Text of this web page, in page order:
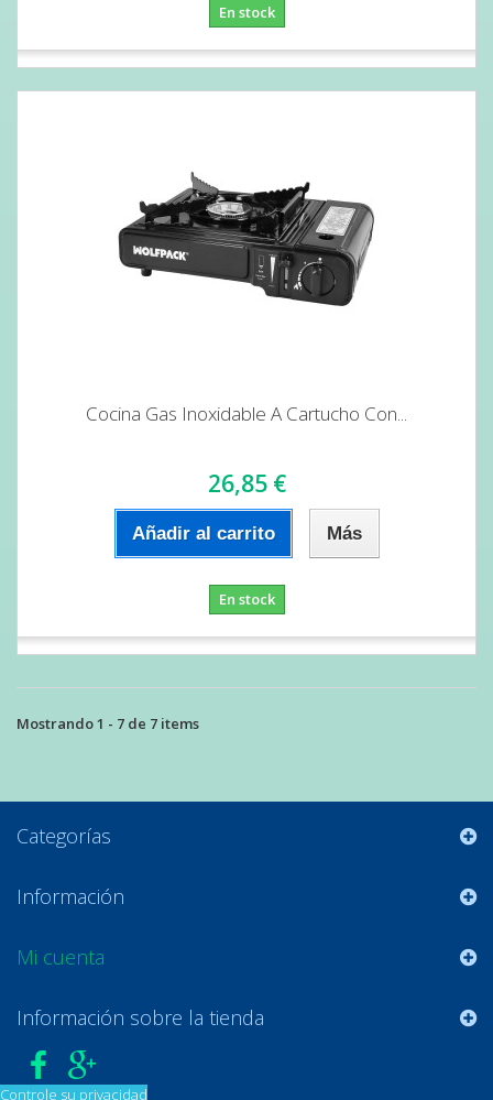
En stock
Cocina Gas Inoxidable A Cartucho Con...
26,85 €
Añadir al carrito Más
En stock
Mostrando 1 - 7 de 7 items
Categorías
Información
Mi cuenta
Información sobre la tienda
Controle su privacidad